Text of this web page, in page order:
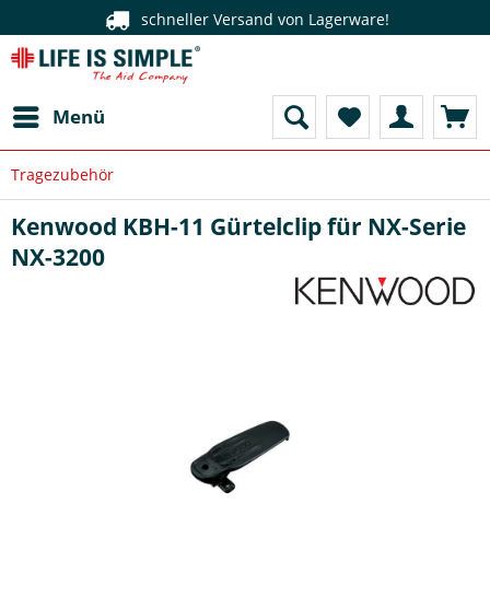
schneller Versand von Lagerware!
Menü
Tragezubehör
Kenwood KBH-11 Gürtelclip für NX-Serie
NX-3200